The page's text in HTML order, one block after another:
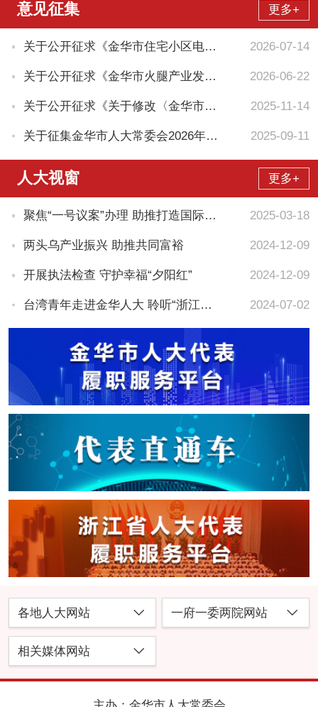
意见征集 更多+
关于公开征求《金华市住宅小区电动汽车充电桩建设管理规定（草案... 2026-07-14
关于公开征求《金华市火腿产业发展促进条例（草案修改稿）》的意... 2026-06-22
关于公开征求《关于修改〈金华市物业管理条例〉的决定（草案）》... 2025-11-14
关于征集金华市人大常委会2026年立法计划建议项目的通知 2025-09-11
人大视窗 更多+
聚焦“一号议案”办理 助推打造国际一流陆港 2025-03-18
两头乌产业振兴 助推共同富裕 2024-12-09
开展执法检查 守护幸福“夕阳红” 2024-12-09
台湾青年走进金华人大 聆听“浙江之心”民主故事 2024-07-02
各地人大网站 一府一委两院网站
相关媒体网站